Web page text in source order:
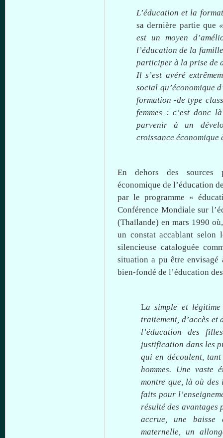
L’éducation et la
sa dernière partie que
estun moyen
l’éducation de la famille
participer à la prise de
Ils’est avéré
social qu’économique
formation -de type
femmes :c’est donc là
parvenir
à un
croissance économique
Endehors des sources
économique del’éducation
par le programme «
Conférence Mondiale sur
(Thaïlande) en mars 1990où
un constat accablant selon
silencieuse cataloguée
situation a pu être envisagé
bien-fondé de l’éducation
La simple et légitime
traitement, d’accès et
l’éducation des filles
justification dans les
qui en découlent, tant
hommes. Une vaste
montre que, là où des
faits pour
résulté des avantages
accrue,une baisse
maternelle, un